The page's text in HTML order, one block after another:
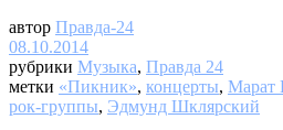
автор Правда-24
08.10.2014
рубрики Музыка, Правда 24
метки «Пикник», концерты, Марат
рок-группы, Эдмунд Шклярский